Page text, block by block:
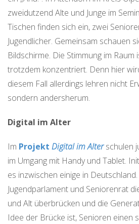
zweidutzend Alte und Junge im
Tischen finden sich ein, zwei
Jugendlicher. Gemeinsam schauen
Bildschirme. Die Stimmung im Raum
trotzdem konzentriert. Denn hier
diesem Fall allerdings lehren nicht
sondern andersherum.
Digital im Alter
Im Projekt Digital im Alterschulen
im Umgang mit Handy und Tablet.
es inzwischen einige in
Jugendparlament und Seniorenrat
und Alt überbrücken und die
Idee der Brücke ist, Senioren einen